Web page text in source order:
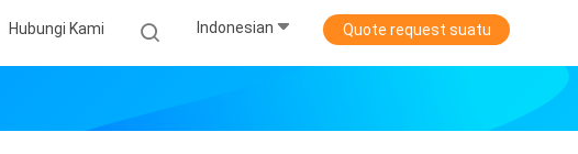
Hubungi Kami Indonesian Quote request suatu